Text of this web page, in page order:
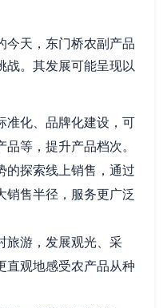
今天，东门桥农副产品
战。其发展可能呈现以
准化、品牌化建设，可
等，提升产品档次。
的探索线上销售，通过
销售半径，服务更广泛
旅游，发展观光、采
直观地感受农产品从种